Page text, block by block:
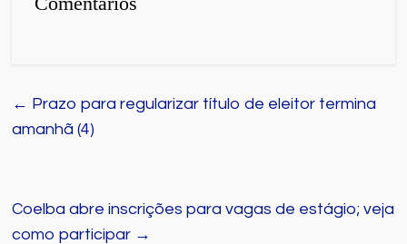
← Prazo para regularizar título de eleitor termina
amanhã (4)
Coelba abre inscrições para vagas de estágio; veja
como participar →